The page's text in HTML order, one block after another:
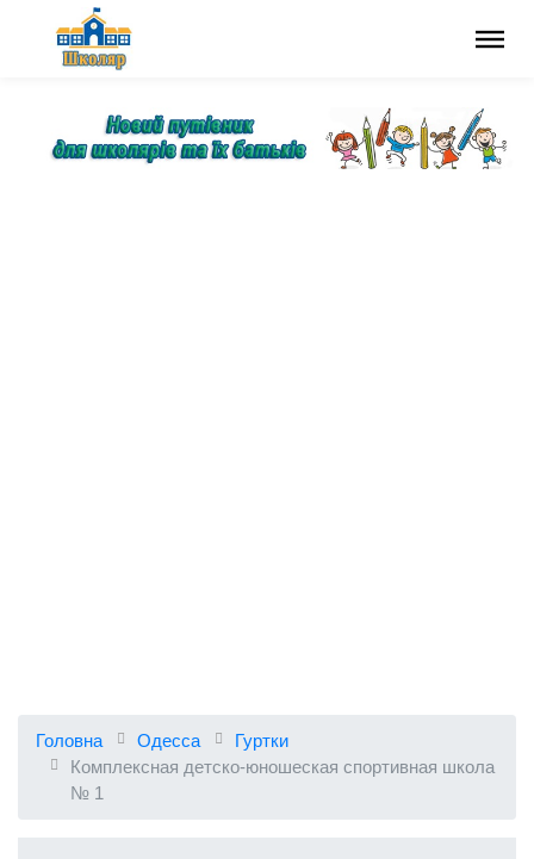
Головна Одесса
Гуртки
Комплексная детско-юношеская спортивная школа
№ 1